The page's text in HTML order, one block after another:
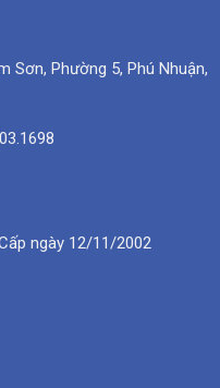
Sơn, Phường 5, Phú Nhuận,
ngày 12/11/2002